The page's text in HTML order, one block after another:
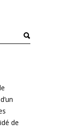
de